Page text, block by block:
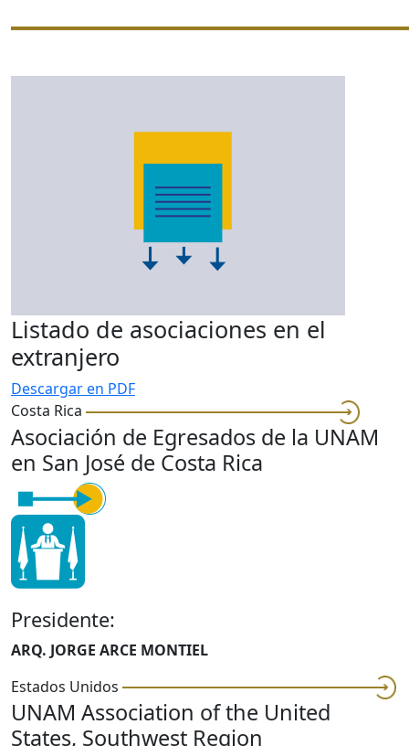
Listado de asociaciones en el
extranjero
Descargar en PDF
Costa Rica
Asociación de Egresados de la UNAM
en San José de Costa Rica
Presidente:
ARQ. JORGE ARCE MONTIEL
Estados Unidos
UNAM Association of the United
States, Southwest Region